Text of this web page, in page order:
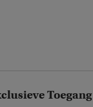
Toegang